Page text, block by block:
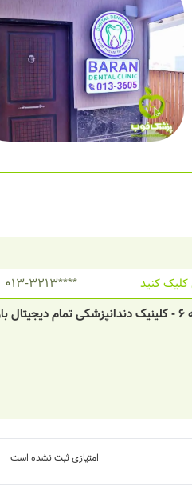
013-3213****
کنید
امتیازی ثبت نشده است